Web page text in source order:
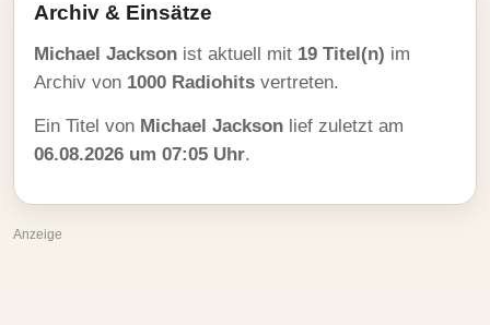
Archiv & Einsätze
Michael Jackson ist aktuell mit 19 Titel(n) im
Archiv von 1000 Radiohits vertreten.
Ein Titel von Michael Jackson lief zuletzt am
06.08.2026 um 07:05 Uhr.
Anzeige